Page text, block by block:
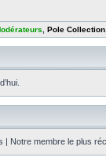
Pole Collection
| Notre membre le plus